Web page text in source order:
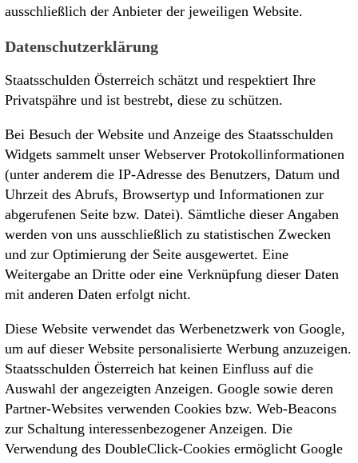
ausschließlich der Anbieter der jeweiligen Website.
Datenschutzerklärung
Staatsschulden Österreich schätzt und respektiert Ihre
Privatspähre und ist bestrebt, diese zu schützen.
Bei Besuch der Website und Anzeige des Staatsschulden
Widgets sammelt unser Webserver Protokollinformationen
(unter anderem die IP-Adresse des Benutzers, Datum und
Uhrzeit des Abrufs, Browsertyp und Informationen zur
abgerufenen Seite bzw. Datei). Sämtliche dieser Angaben
werden von uns ausschließlich zu statistischen Zwecken
und zur Optimierung der Seite ausgewertet. Eine
Weitergabe an Dritte oder eine Verknüpfung dieser Daten
mit anderen Daten erfolgt nicht.
Diese Website verwendet das Werbenetzwerk von Google,
um auf dieser Website personalisierte Werbung anzuzeigen.
Staatsschulden Österreich hat keinen Einfluss auf die
Auswahl der angezeigten Anzeigen. Google sowie deren
Partner-Websites verwenden Cookies bzw. Web-Beacons
zur Schaltung interessenbezogener Anzeigen. Die
Verwendung des DoubleClick-Cookies ermöglicht Google